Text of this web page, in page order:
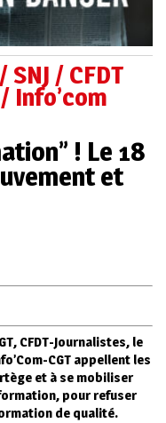
SNJ / CFDT
Info’com
! Le 18
et
CFDT-Journalistes, le
CGT appellent les
et à se mobiliser
pour refuser
de qualité.